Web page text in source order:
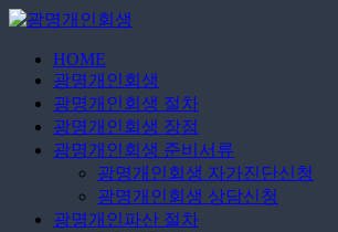
Skip
contentHOME
광명개인회생
광명개인회생 절차
광명개인회생 장점
광명개인회생 준비서류
광명개인회생 자가진단신청
광명개인회생 상담신청
광명개인파산 절차